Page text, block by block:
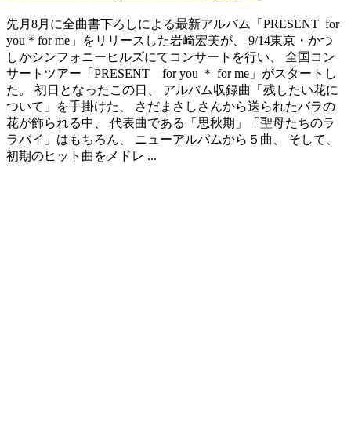
先月8月に全曲書下ろしによる最新アルバム「PRESENT for
you＊for me」をリリースした岩崎宏美が、 9/14東京・かつ
しかシンフォニーヒルズにてコンサートを行い、 全国コン
サートツアー「PRESENT for you ＊ for me」がスタートし
た。 初日となったこの日、 アルバム収録曲「残したい花に
ついて」を手掛けた、 さだまさしさんから送られたバラの
花が飾られる中、 代表曲である「思秋期」「聖母たちのラ
ラバイ」はもちろん、 ニューアルバムから５曲、 そして、
初期のヒット曲をメドレ ...